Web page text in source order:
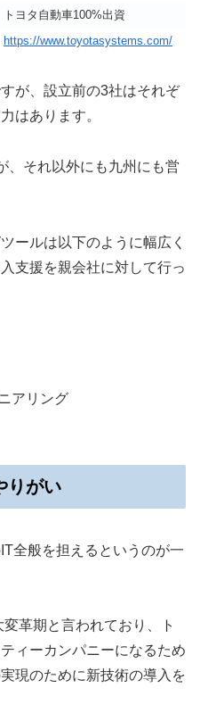
トヨタ自動車100%出資
https://www.toyotasystems.com/
が、設立前の3社はそれぞ
はあります。
、それ以外にも九州にも営
ールは以下のように幅広く
支援を親会社に対して行っ
アリング
りがい
全般を担えるというのが一
革期と言われており、ト
ィーカンパニーになるため
現のために新技術の導入を